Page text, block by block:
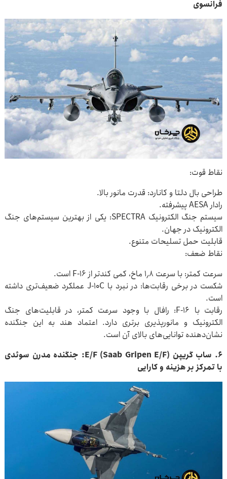
فرانسوی
نقاط قوت:
طراحی بال دلتا و کانارد: قدرت مانور بالا.
رادار AESA پیشرفته.
سیستم جنگ الکترونیک SPECTRA: یکی از بهترین سیستم‌های جنگ
الکترونیک در جهان.
قابلیت حمل تسلیحات متنوع.
نقاط ضعف:
سرعت کمتر: با سرعت ۱٫۸ ماخ، کمی کندتر از F-۱۶ است.
شکست در برخی رقابت‌ها: در نبرد با J-۱۰C عملکرد ضعیف‌تری داشته
است.
رقابت با F-۱۶: رافال با وجود سرعت کمتر، در قابلیت‌های جنگ
الکترونیک و مانورپذیری برتری دارد. اعتماد هند به این جنگنده
نشان‌دهنده توانایی‌های بالای آن است.
۶. ساب گریپن E/F (Saab Gripen E/F): جنگنده مدرن سوئدی
با تمرکز بر هزینه و کارایی